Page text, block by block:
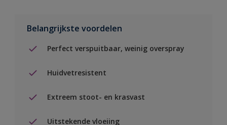
Belangrijkste voordelen
Perfect verspuitbaar, weinig overspray
Huidvetresistent
Extreem stoot- en krasvast
Uitstekende vloeiing